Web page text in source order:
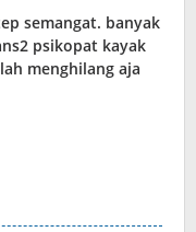
semangat. banyak
psikopat kayak
menghilang aja